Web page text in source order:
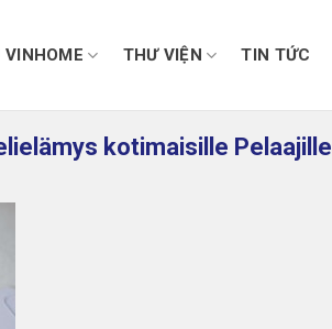
VINHOME THƯ VIỆN TIN TỨC
kotimaisille Pelaajille